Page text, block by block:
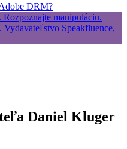
DRM?
Daniel Kluger